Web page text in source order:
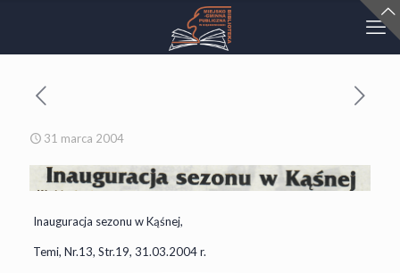
31 marca 2004
Inauguracja sezonu w Kąśnej,
Temi, Nr.13, Str.19, 31.03.2004 r.